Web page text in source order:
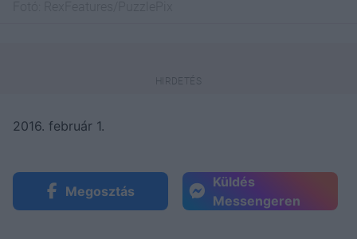
2016. február 1.
Megosztás
Küldés
Messengeren